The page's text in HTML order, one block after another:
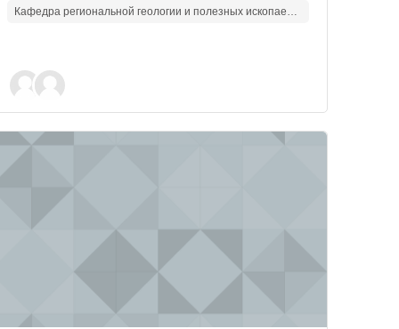
Кафедра региональной геологии и полезных ископаемых
курса" Экономика минерального сырья